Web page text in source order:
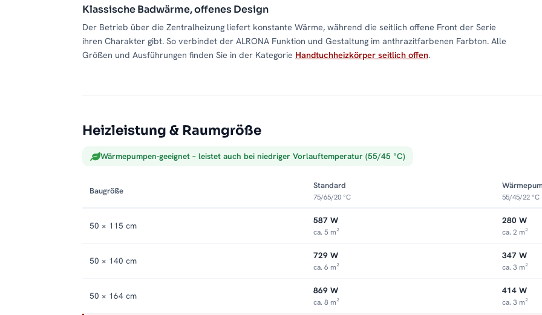
Klassische Badwärme, offenes Design
Der Betrieb über die Zentralheizung liefert konstante Wärme, während die seitlich offene Front der Serie
ihren Charakter gibt. So verbindet der ALRONA Funktion und Gestaltung im anthrazitfarbenen Farbton. Alle
Größen und Ausführungen finden Sie in der Kategorie Handtuchheizkörper seitlich offen.
Heizleistung & Raumgröße
Wärmepumpen-geeignet – leistet auch bei niedriger Vorlauftemperatur (55/45 °C)
Baugröße
Standard
75/65/20 °C 55/45/22 °C
50 × 115 cm 587 W
ca. 5 m²
280 W
ca. 2 m²
50 × 140 cm 729 W
ca. 6 m²
347 W
ca. 3 m²
50 × 164 cm 869 W
ca. 8 m²
414 W
ca. 3 m²